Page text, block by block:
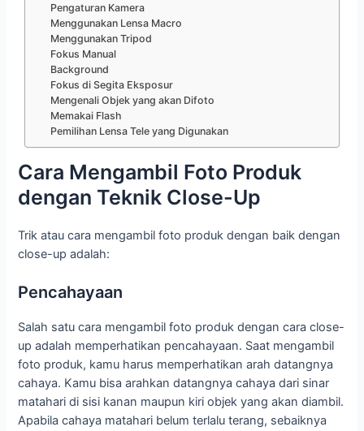
Pengaturan Kamera
Menggunakan Lensa Macro
Menggunakan Tripod
Fokus Manual
Background
Fokus di Segita Eksposur
Mengenali Objek yang akan Difoto
Memakai Flash
Pemilihan Lensa Tele yang Digunakan
Cara Mengambil Foto Produk
dengan Teknik Close-Up
Trik atau cara mengambil foto produk dengan baik dengan
close-up adalah:
Pencahayaan
Salah satu cara mengambil foto produk dengan cara close-
up adalah memperhatikan pencahayaan. Saat mengambil
foto produk, kamu harus memperhatikan arah datangnya
cahaya. Kamu bisa arahkan datangnya cahaya dari sinar
matahari di sisi kanan maupun kiri objek yang akan diambil.
Apabila cahaya matahari belum terlalu terang, sebaiknya